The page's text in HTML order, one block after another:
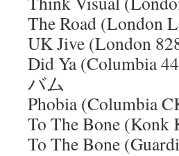
The Road (London
UK Jive (London
Did Ya (Columbia
バム
Phobia (Columbia
To The Bone (Konk
To The Bone